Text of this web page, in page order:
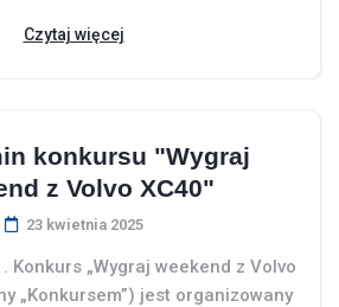
Czytaj więcej
konkursu "Wygraj
z Volvo XC40"
23 kwietnia 2025
Konkurs „Wygraj weekend z Volvo
„Konkursem”) jest organizowany